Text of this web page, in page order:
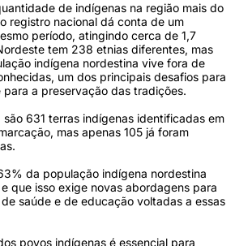
de indígenas na região mais do
registro nacional dá conta de um
período, atingindo cerca de 1,7
tem 238 etnias diferentes, mas
indígena nordestina vive fora de
um dos principais desafios para
a preservação das tradições.
são 631 terras indígenas identificadas em
mas apenas 105 já foram
da população indígena nordestina
que isso exige novas abordagens para
saúde e de educação voltadas a essas
povos indígenas é essencial para